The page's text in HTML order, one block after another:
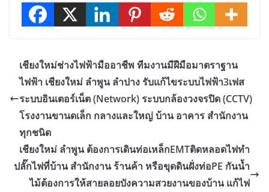
เชียงใหม่ช่างไฟฟ้ามืออาชีพ ทีมงานมีฝีมือมาตราฐาน
ไฟฟ้า เชียงใหม่ ลำพูน ลำปาง รับแก้ไขระบบไฟฟ้า3เฟส
ระบบอินเตอร์เน็ต (Network) ระบบกล้องวงจรปิด (CCTV)
โรงงานขานดเล็ก กลางและใหญ่ บ้าน อาคาร สำนักงาน
ทุกชนิด
เชียงใหม่ ลำพูน ต้องการเดินท่อเหล็กEMTติดหลอดไฟทำ
ปลั๊กไฟที่บ้าน สำนักงาน ร้านค้า หรือขุดดินฝั่งท่อPE กันน้ำ
ไม้ต้องการให้สายลอยบังความสวยงานของบ้าน แก้ไฟ